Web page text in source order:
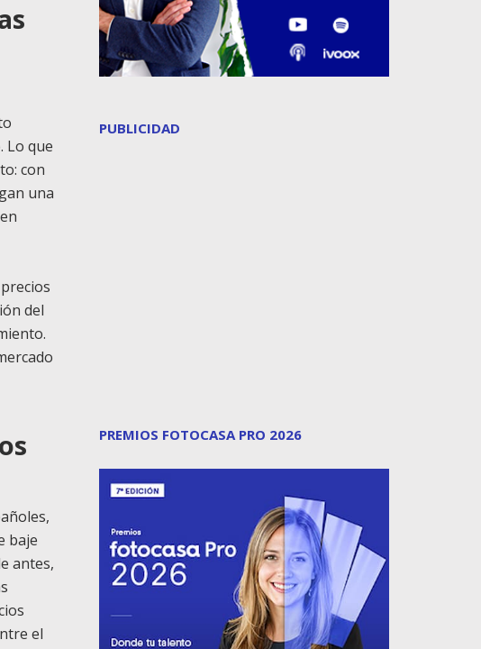
Lo que
con
una
del
baje
antes,
el
PUBLICIDAD
PREMIOS FOTOCASA PRO 2026